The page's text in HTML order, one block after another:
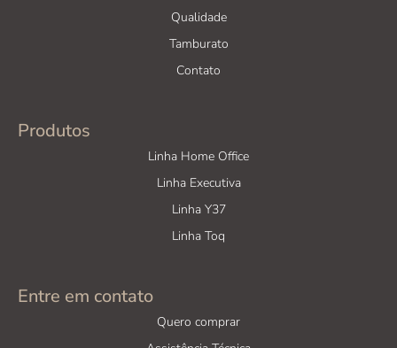
Qualidade
Tamburato
Contato
Produtos
Linha Home Office
Linha Executiva
Linha Y37
Linha Toq
Entre em contato
Quero comprar